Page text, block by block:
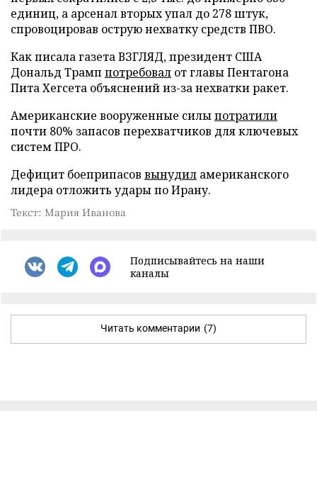
единиц, а арсенал вторых упал до 278 штук,
спровоцировав острую нехватку средств ПВО.
Как писала газета ВЗГЛЯД, президент США
Дональд Трамп потребовал от главы Пентагона
Пита Хегсета объяснений из-за нехватки ракет.
Американские вооруженные силыпотратили
почти 80% запасов перехватчиков для ключевых
систем ПРО.
Дефицит боеприпасов вынудил американского
лидера отложить удары по Ирану.
Текст: Мария Иванова
Подписывайтесь на наши
каналы
Читать комментарии (7)